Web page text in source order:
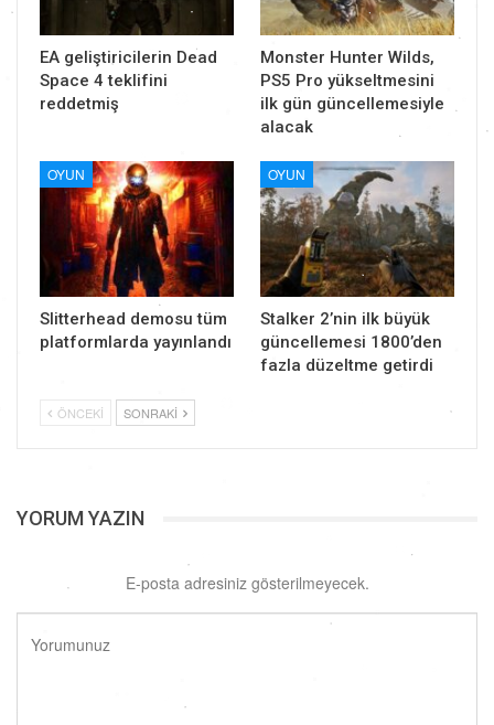
EA geliştiricilerin Dead
Space 4 teklifini
reddetmiş
Monster Hunter Wilds,
PS5 Pro yükseltmesini
ilk gün güncellemesiyle
alacak
OYUN
Slitterhead demosu tüm
platformlarda yayınlandı
OYUN
Stalker 2’nin ilk büyük
güncellemesi 1800’den
fazla düzeltme getirdi
ÖNCEKI SONRAKI
YORUM YAZIN
E-posta adresiniz gösterilmeyecek.